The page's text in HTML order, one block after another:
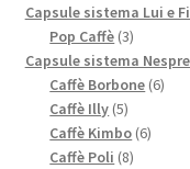
prodotti
Capsule sistema Lui e
Pop Caffè 33
prodotti
Capsule sistema
Caffè Borbone 66
Caffè Illy 55
prodotti
Caffè Kimbo 66
Caffè Poli 88